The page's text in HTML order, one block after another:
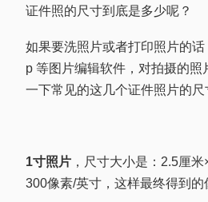
证件照的尺寸到底是多少呢？
如果要洗照片或者打印照片的
p 等图片编辑软件，对拍摄的照
一下常见的这几个证件照片的尺
1寸照片 ，尺寸大小是：2.5厘
300像素/英寸，这样最终得到